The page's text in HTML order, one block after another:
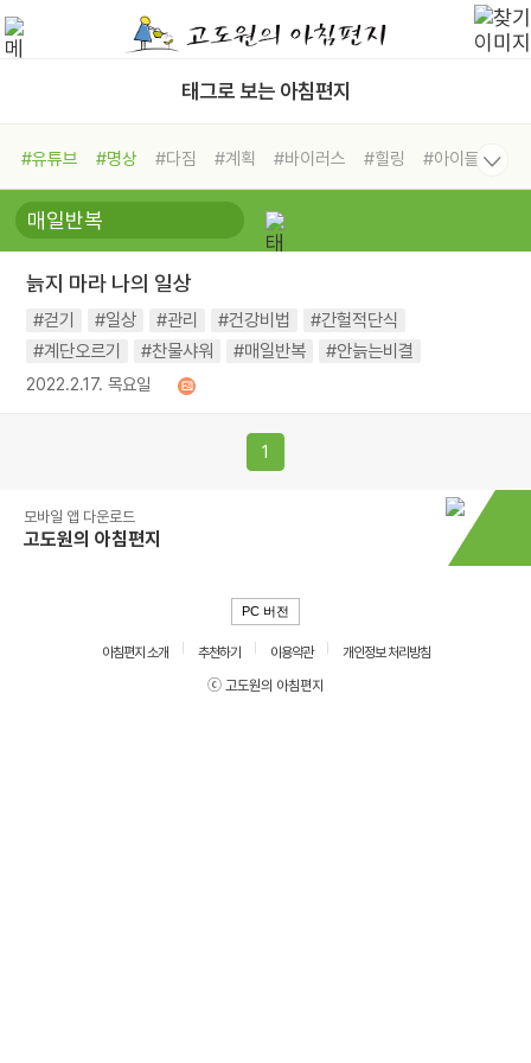
태그로 보는 아침편지
#유튜브 #명상 #다짐 #계획 #바이러스 #힐링
#아이들
#비전캠프
#독서캠프 #삶
#희망
#나눔 #친구 #링컨학교
#독서
#건강 #면역력
늙지 마라 나의 일상
#걷기 #일상 #관리 #건강비법
#간헐적단식
#계단오르기
#찬물샤워 #매일반복 #안늙는비결
2022.2.17. 목요일
1
모바일 앱 다운로드
고도원의 아침편지
PC 버전
아침편지 소개 추천하기 이용약관
개인정보 처리방침
ⓒ 고도원의 아침편지